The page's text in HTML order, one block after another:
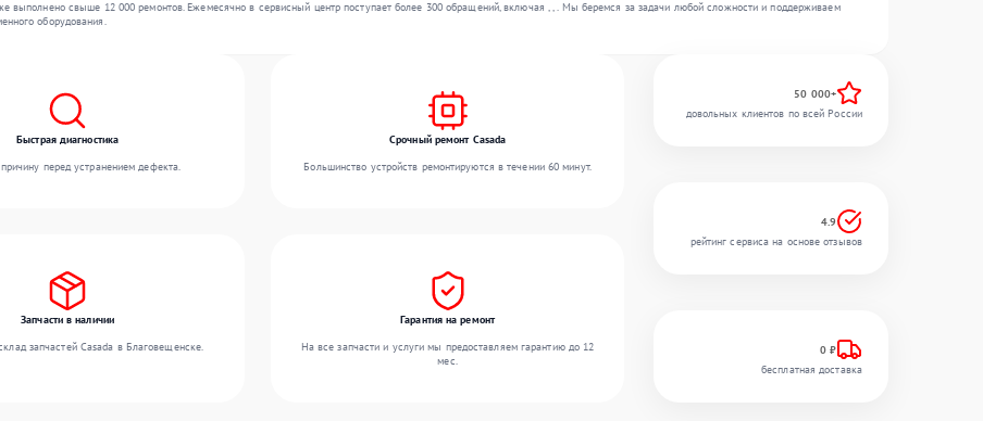
выполнено свыше 12 000 ремонтов. Ежемесячно в сервисный центр поступает более 300 обращений, включая , , . Мы беремся за задачи любой сложности и поддерживаем
оборудования.
Быстрая диагностика
перед устранением дефекта.
Срочный ремонт Casada
Большинство устройств ремонтируются в течении 60 минут.
Запчасти в наличии
запчастей Casada в Благовещенске.
Гарантия на ремонт
На все запчасти и услуги мы предоставляем гарантию до 12
мес.
50 000+
довольных клиентов по всей России
4.9
рейтинг сервиса на основе отзывов
0 ₽
бесплатная доставка